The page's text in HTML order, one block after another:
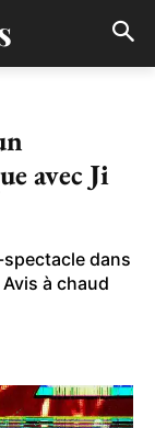
avec Ji
dans
à chaud